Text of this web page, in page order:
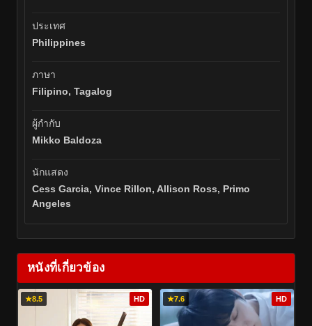
ประเทศ
Philippines
ภาษา
Filipino, Tagalog
ผู้กำกับ
Mikko Baldoza
นักแสดง
Cess Garcia, Vince Rillon, Allison Ross, Primo
Angeles
หนังที่เกี่ยวข้อง
★8.5 HD ★7.6 HD